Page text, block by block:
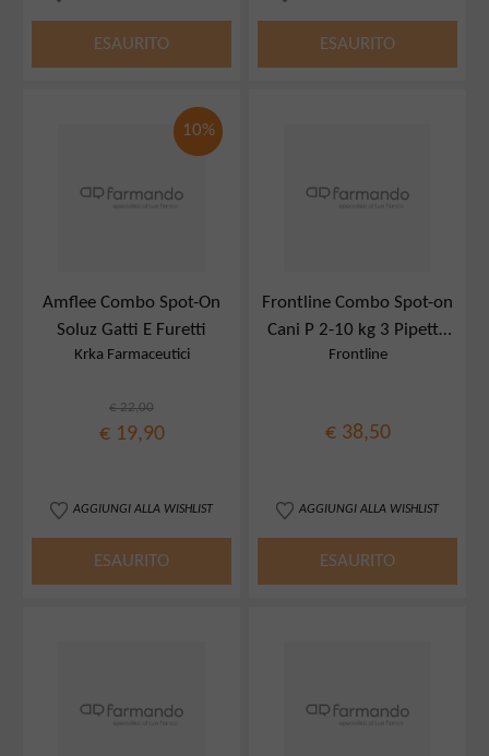
ESAURITO ESAURITO
10%
Amflee Combo Spot-On
Soluz Gatti E Furetti
Krka Farmaceutici
€ 22,00
€ 19,90
AGGIUNGI ALLA WISHLIST
ESAURITO
Frontline Combo Spot-on
Cani P 2-10 kg 3 Pipette
0,67 ml
Frontline
€ 38,50
AGGIUNGI ALLA WISHLIST
ESAURITO